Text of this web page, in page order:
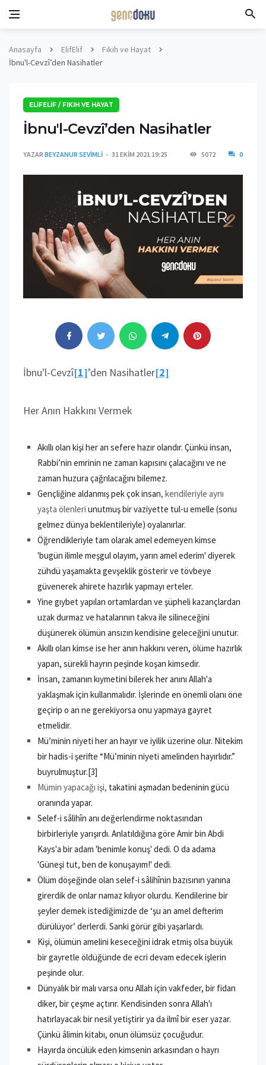
Anasayfa ElifElif
Fıkıh ve Hayat
İbnu'l-Cevzî’den Nasihatler
ELIFELIF / FIKIH VE HAYAT
İbnu'l-Cevzî’den Nasihatler
YAZAR BEYZANUR SEVIMLI 31 EKIM 2021 19:25 5072 0
İbnu'l-Cevzî[1]’den Nasihatler[2]
Her Anın Hakkını Vermek
Akıllı olan kişi her an sefere hazır olandır. Çünkü insan,
Rabbi’nin emrinin ne zaman kapısını çalacağını ve ne
zaman huzura çağrılacağını bilemez.
Gençliğine aldanmış pek çok insan, kendileriyle aynı
yaşta ölenleri unutmuş bir vaziyette tul-u emelle (sonu
gelmez dünya beklentileriyle) oyalanırlar.
Öğrendikleriyle tam olarak amel edemeyen kimse
'bugün ilimle meşgul olayım, yarın amel ederim' diyerek
zühdü yaşamakta gevşeklik gösterir ve tövbeye
güvenerek ahirete hazırlık yapmayı erteler.
Yine gıybet yapılan ortamlardan ve şüpheli kazançlardan
uzak durmaz ve hatalarının takva ile silineceğini
düşünerek ölümün ansızın kendisine geleceğini unutur.
Akıllı olan kimse ise her anın hakkını veren, ölüme hazırlık
yapan, sürekli hayrın peşinde koşan kimsedir.
İnsan, zamanın kıymetini bilerek her anını Allah'a
yaklaşmak için kullanmalıdır. İşlerinde en önemli olanı öne
geçirip o an ne gerekiyorsa onu yapmaya gayret
etmelidir.
Mü’minin niyeti her an hayır ve iyilik üzerine olur. Nitekim
bir hadis-i şerifte “Mü’minin niyeti amelinden hayırlıdır.”
buyrulmuştur.[3]
Mümin yapacağı işi, takatini aşmadan bedeninin gücü
oranında yapar.
Selef-i sâlihîn anı değerlendirme noktasından
birbirleriyle yarışırdı. Anlatıldığına göre Amir bin Abdi
Kays'a bir adam 'benimle konuş' dedi. O da adama
'Güneşi tut, ben de konuşayım!' dedi.
Ölüm döşeğinde olan selef-i sâlihînin bazısının yanına
girerdik de onlar namaz kılıyor olurdu. Kendilerine bir
şeyler demek istediğimizde de ‘şu an amel defterim
dürülüyor’ derlerdi. Sanki görür gibi yaşarlardı.
Kişi, ölümün amelini keseceğini idrak etmiş olsa büyük
bir gayretle öldüğünde de ecri devam edecek işlerin
peşinde olur.
Dünyalık bir malı varsa onu Allah için vakfeder, bir fidan
diker, bir çeşme açtırır. Kendisinden sonra Allah'ı
hatırlayacak bir nesil yetiştirir ya da ilmî bir eser yazar.
Çünkü âlimin kitabı, onun ölümsüz çocuğudur.
Hayırda öncülük eden kimsenin arkasından o hayrı